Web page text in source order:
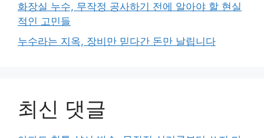
화장실 누수, 무작정 공사하기 전에 알아야 할 현실
적인 고민들
누수라는 지옥, 장비만 믿다간 돈만 날립니다
최신 댓글